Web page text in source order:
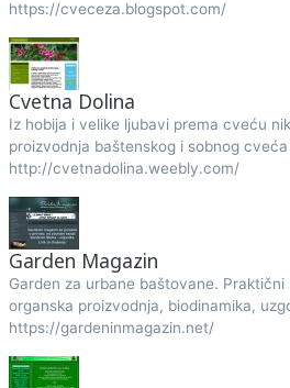
https://cveceza.blogspot.com/
Cvetna Dolina
Iz hobija i velike ljubavi prema cveću
proizvodnja baštenskog i sobnog cveća
http://cvetnadolina.weebly.com/
Garden Magazin
Garden za urbane baštovane.
organska proizvodnja, biodinamika,
https://gardeninmagazin.net/